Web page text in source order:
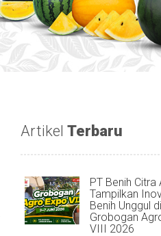
Artikel Terbaru
PT Benih Citra
Tampilkan
Benih Unggul di
Grobogan
VIII 2026